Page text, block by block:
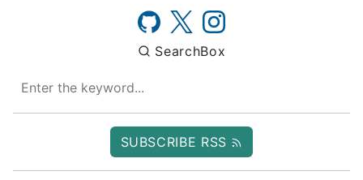
SearchBox
SUBSCRIBE RSS